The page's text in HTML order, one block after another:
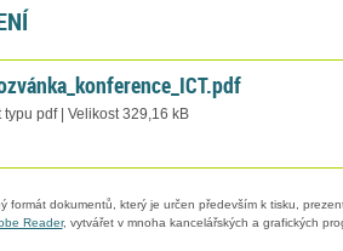
typu pdf | Velikost 329,16 kB
formát dokumentů, který je určen především k tisku,
Reader, vytvářet v mnoha kancelářských a grafických